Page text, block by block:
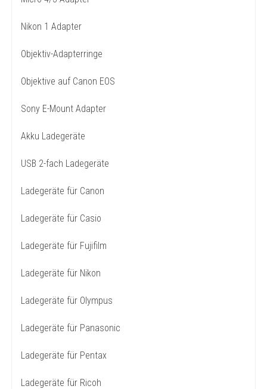
Nikon 1 Adapter
Objektiv-Adapterringe
Objektive auf Canon EOS
Sony E-Mount Adapter
Akku Ladegeräte
USB 2-fach Ladegeräte
Ladegeräte für Canon
Ladegeräte für Casio
Ladegeräte für Fujifilm
Ladegeräte für Nikon
Ladegeräte für Olympus
Ladegeräte für Panasonic
Ladegeräte für Pentax
Ladegeräte für Ricoh